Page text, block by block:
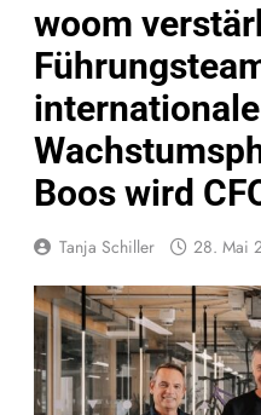
woom
internationale
Boos wird
Tanja Schiller 28. Mai